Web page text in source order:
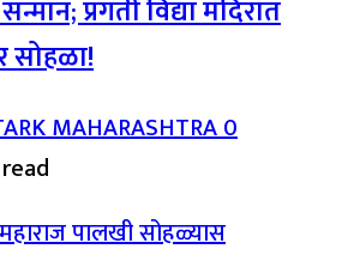
प्रगती विद्या मंदिरात
सोहळा!
MAHARASHTRA0